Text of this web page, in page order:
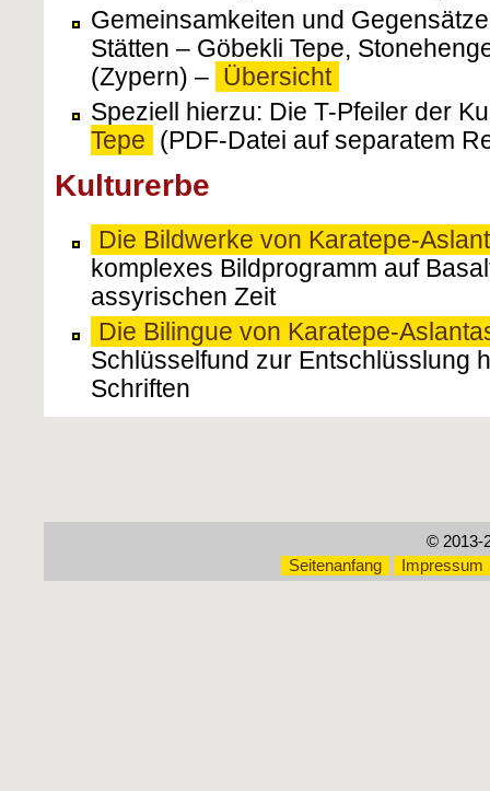
Gemeinsamkeiten und
Stätten – Göbekli Tepe,
(Zypern) – Übersicht
Speziell hierzu: Die T-Pfeiler der
Tepe (PDF-Datei auf separatem
Kulturerbe
Die Bildwerke von Karatepe-
komplexes Bildprogramm auf
assyrischen Zeit
Die Bilingue von Karatepe-
Schlüsselfund zur Entschlüsslung
Schriften
© 2013-
Seitenanfang
Impressum